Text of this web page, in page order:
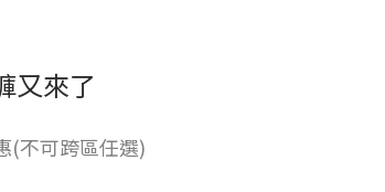
又來了
(不可跨區任選)